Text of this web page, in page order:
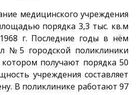
медицинского учреждения
порядка 3,3 тыс. кв.м
г. Последние годы в нём
№5 городской поликлиники
получают порядка 50
учреждения составляет
В поликлинике работают 97